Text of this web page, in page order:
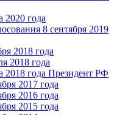
2020 года
8 сентября 2019
2018 года
2018 года
2018 года Президент РФ
2017 года
2016 года
2015 года